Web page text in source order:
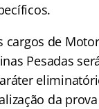
cargos de
Pesadas
da